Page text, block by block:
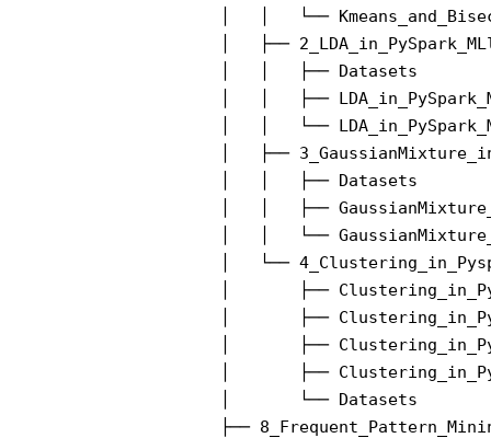
│   │   └──
│   ├──
│   │   ├── Datasets
│   │   ├──
│   │   └──
│   ├──
│   │   ├── Datasets
│   │   ├──
│   │   └──
│   └──
│       ├──
│       ├──
│       ├──
│       ├──
│       └── Datasets
├──